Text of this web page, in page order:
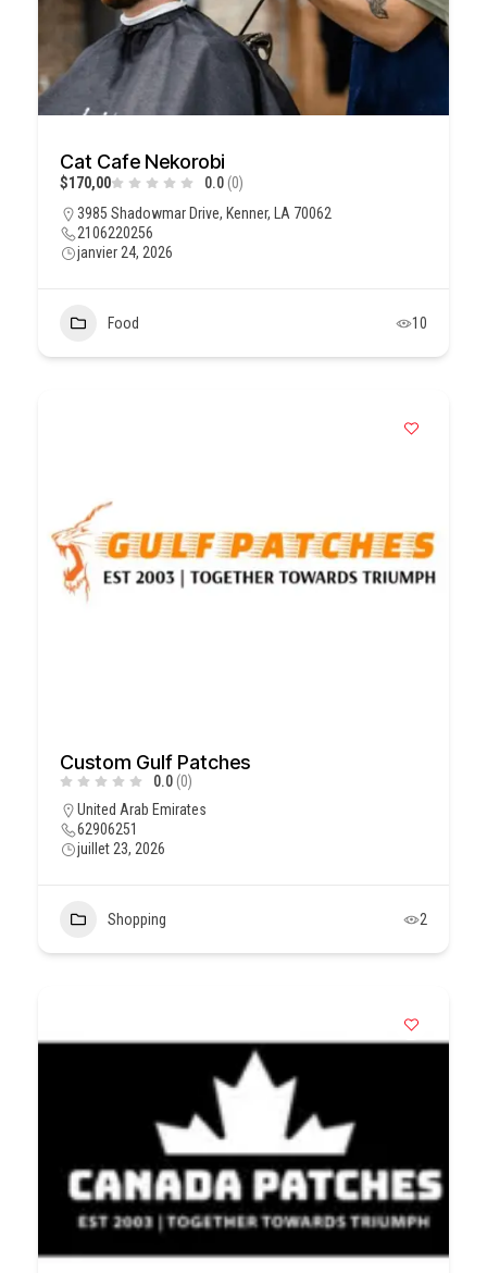
Cat Cafe Nekorobi
$170,00 0.0 (0)
3985 Shadowmar Drive, Kenner, LA 70062
2106220256
janvier 24, 2026
Food 10
Custom Gulf Patches
0.0 (0)
United Arab Emirates
62906251
juillet 23, 2026
Shopping 2